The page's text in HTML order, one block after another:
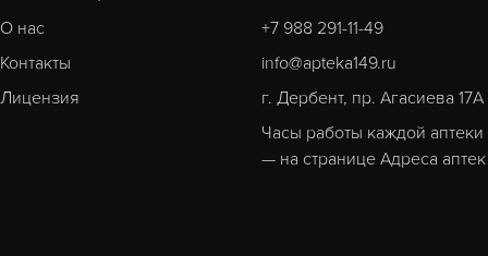
О нас
Контакты
Лицензия
+7 988 291-11-49
info@apteka149.ru
г. Дербент, пр. Агасиева 17А
Часы работы каждой аптеки
— на странице Адреса аптек